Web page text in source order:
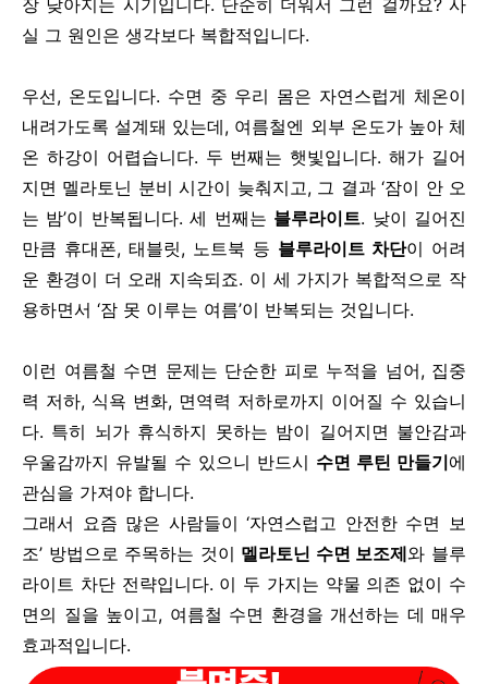
실 그 원인은 생각보다 복합적입니다.
우선, 온도입니다. 수면 중 우리 몸은 자연스럽게 체온이
내려가도록 설계돼 있는데, 여름철엔 외부 온도가 높아 체
온 하강이 어렵습니다. 두 번째는 햇빛입니다. 해가 길어
지면 멜라토닌 분비 시간이 늦춰지고, 그 결과 ‘잠이 안 오
는 밤’이 반복됩니다. 세 번째는 블루라이트. 낮이 길어진
만큼 휴대폰, 태블릿, 노트북 등 블루라이트 차단이 어려
운 환경이 더 오래 지속되죠. 이 세 가지가 복합적으로 작
용하면서 ‘잠 못 이루는 여름’이 반복되는 것입니다.
이런 여름철 수면 문제는 단순한 피로 누적을 넘어, 집중
력 저하, 식욕 변화, 면역력 저하로까지 이어질 수 있습니
다. 특히 뇌가 휴식하지 못하는 밤이 길어지면 불안감과
우울감까지 유발될 수 있으니 반드시 수면 루틴 만들기에
관심을 가져야 합니다.
그래서 요즘 많은 사람들이 ‘자연스럽고 안전한 수면 보
조’ 방법으로 주목하는 것이 멜라토닌 수면 보조제와 블루
라이트 차단 전략입니다. 이 두 가지는 약물 의존 없이 수
면의 질을 높이고, 여름철 수면 환경을 개선하는 데 매우
효과적입니다.